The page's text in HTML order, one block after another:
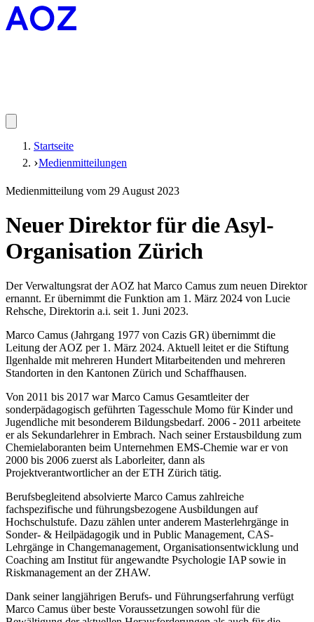
Startseite
Medienmitteilungen
Medienmitteilung vom 29 August 2023
Neuer Direktor für die Asyl-
Organisation Zürich
Der Verwaltungsrat der AOZ hat Marco Camus zum neuen Direktor
ernannt. Er übernimmt die Funktion am 1. März 2024 von Lucie
Rehsche, Direktorin a.i. seit 1. Juni 2023.
Marco Camus (Jahrgang 1977 von Cazis GR) übernimmt die
Leitung der AOZ per 1. März 2024. Aktuell leitet er die Stiftung
Ilgenhalde mit mehreren Hundert Mitarbeitenden und mehreren
Standorten in den Kantonen Zürich und Schaffhausen.
Von 2011 bis 2017 war Marco Camus Gesamtleiter der
sonderpädagogisch geführten Tagesschule Momo für Kinder und
Jugendliche mit besonderem Bildungsbedarf. 2006 - 2011 arbeitete
er als Sekundarlehrer in Embrach. Nach seiner Erstausbildung zum
Chemielaboranten beim Unternehmen EMS-Chemie war er von
2000 bis 2006 zuerst als Laborleiter, dann als
Projektverantwortlicher an der ETH Zürich tätig.
Berufsbegleitend absolvierte Marco Camus zahlreiche
fachspezifische und führungsbezogene Ausbildungen auf
Hochschulstufe. Dazu zählen unter anderem Masterlehrgänge in
Sonder- & Heilpädagogik und in Public Management, CAS-
Lehrgänge in Changemanagement, Organisationsentwicklung und
Coaching am Institut für angewandte Psychologie IAP sowie in
Riskmanagement an der ZHAW.
Dank seiner langjährigen Berufs- und Führungserfahrung verfügt
Marco Camus über beste Voraussetzungen sowohl für die